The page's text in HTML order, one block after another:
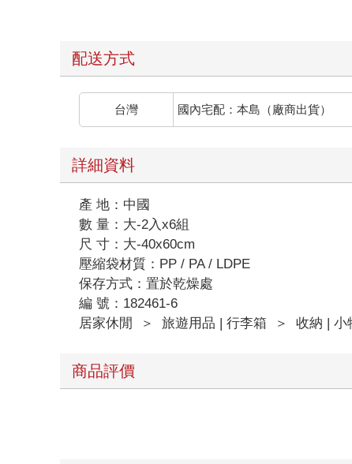
配送方式
台灣 國內宅配：本島（廠商出貨）
詳細資料
產 地：中國
數 量：大-2入x6組
尺 寸：大-40x60cm
壓縮袋材質：PP / PA / LDPE
保存方式：置於乾燥處
編 號：182461-6
居家休閒
＞ 旅遊用品 | 行李箱 ＞ 收納 | 小
商品評價